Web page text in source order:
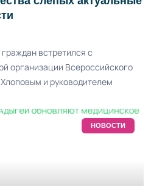
встретился с
организации Всероссийского
и руководителем
НОВОСТИ